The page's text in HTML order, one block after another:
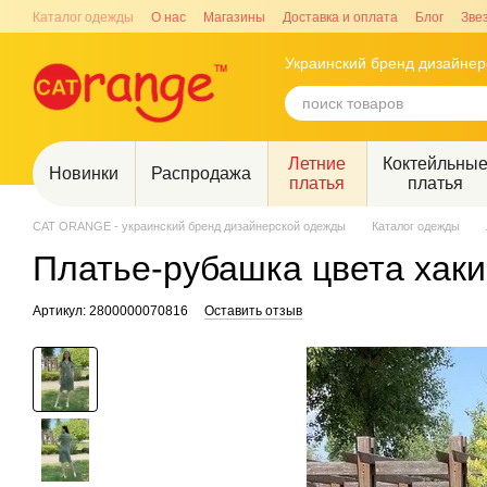
Перейти к основному контенту
Каталог одежды О нас Магазины Доставка и оплата Блог
Украинский бренд
Новинки Распродажа
Летние
платья
платья
CAT ORANGE - украинский бренд дизайнерской одежды Каталог одежды
Платье-рубашка цвета
Артикул: 2800000070816 Оставить отзыв